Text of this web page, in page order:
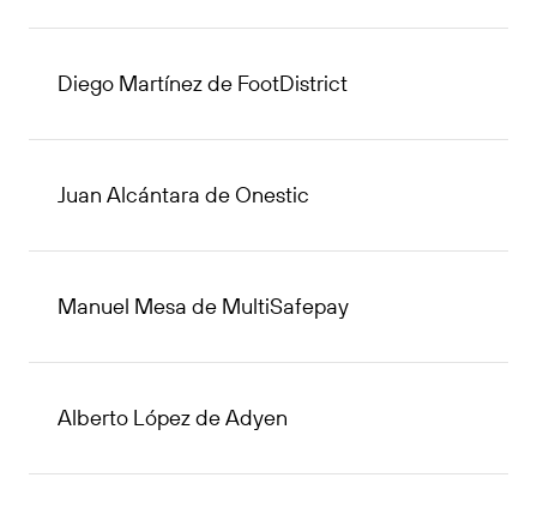
Diego Martínez de FootDistrict
Juan Alcántara de Onestic
Manuel Mesa de MultiSafepay
Alberto López de Adyen